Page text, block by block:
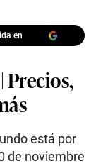
en
está por
de noviembre